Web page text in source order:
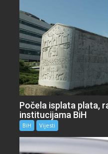
Počela isplata plata,
institucijama BiH
BiH Vijesti